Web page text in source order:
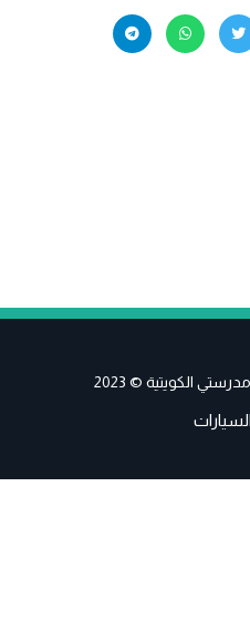
الكويتية © 2023